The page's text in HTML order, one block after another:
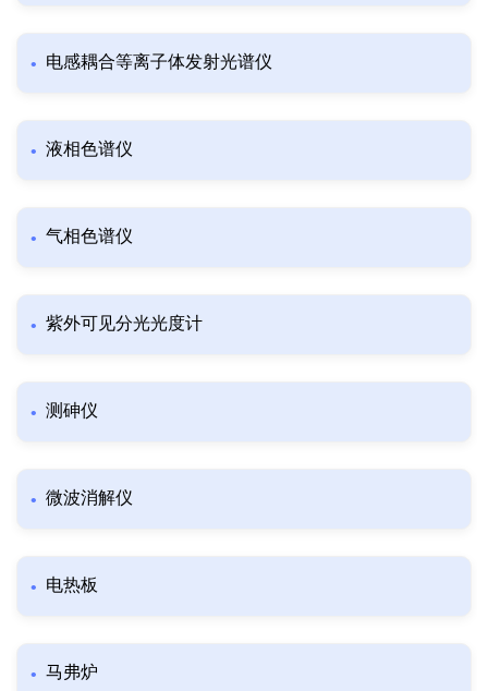
电感耦合等离子体发射光谱仪
液相色谱仪
气相色谱仪
紫外可见分光光度计
测砷仪
微波消解仪
电热板
马弗炉